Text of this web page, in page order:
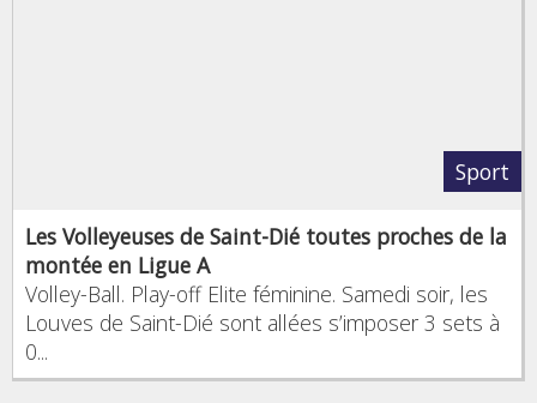
Sport
Les Volleyeuses de Saint-Dié toutes proches de la
montée en Ligue A
Volley-Ball. Play-off Elite féminine. Samedi soir, les
Louves de Saint-Dié sont allées s’imposer 3 sets à
0...